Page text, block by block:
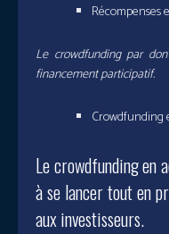
Récompenses
Le crowdfunding par
financement participatif.
Crowdfunding
Le crowdfunding en
à se lancer tout en
aux investisseurs.